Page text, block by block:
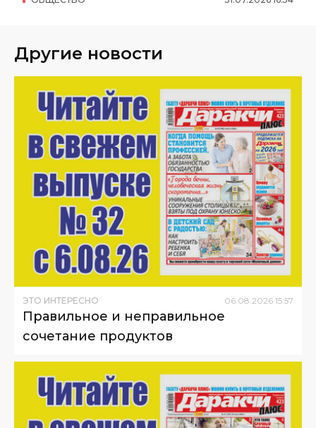
Другие новости
ЭТО ИНТЕРЕСНО 06 08 2026 15:57
Правильное и неправильное
сочетание продуктов